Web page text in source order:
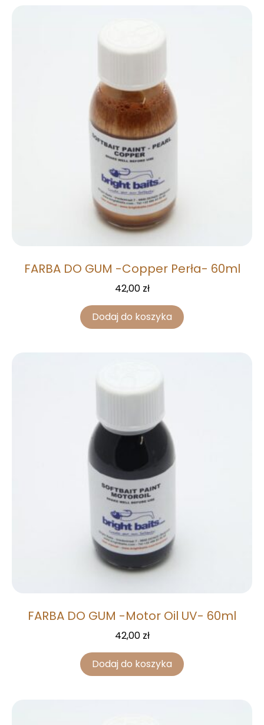
FARBA DO GUM -Copper Perła- 60ml
42,00 zł
Dodaj do koszyka
FARBA DO GUM -Motor Oil UV- 60ml
42,00 zł
Dodaj do koszyka